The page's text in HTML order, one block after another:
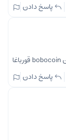
پاسخ دادن
پاسخ دادن